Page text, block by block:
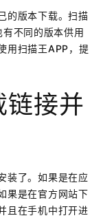
的版本下载。扫描
不同的版本供用
用扫描王APP，提
链接并
装了。如果是在应
果是在官方网站下
且在手机中打开进